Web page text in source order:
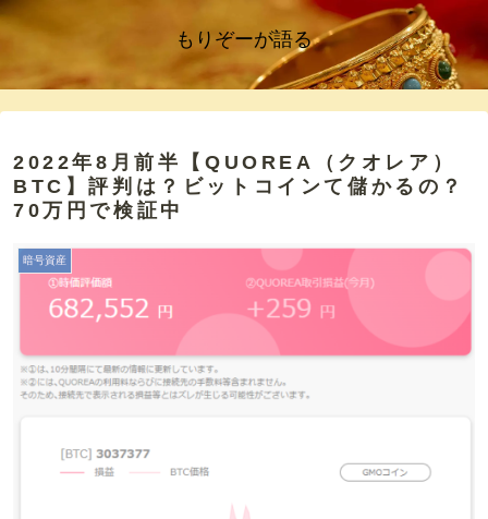
もりぞーが語る
2022年8月前半【QUOREA（クオレア）
BTC】評判は？ビットコインて儲かるの？
70万円で検証中
暗号資産